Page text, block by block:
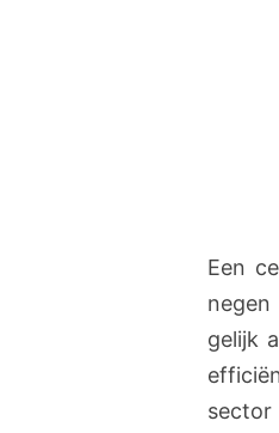
Een
gelijk